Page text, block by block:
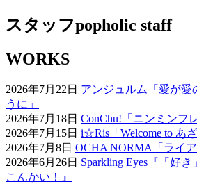
スタッフpopholic staff
WORKS
2026年7月22日 アンジュルム「愛が愛
うに」
2026年7月18日 ConChu!「ニンミンフ
2026年7月15日 i☆Ris「Welcome to あ
2026年7月8日 OCHA NORMA「ライア
2026年6月26日 Sparkling Eyes『「好
こんかい！』